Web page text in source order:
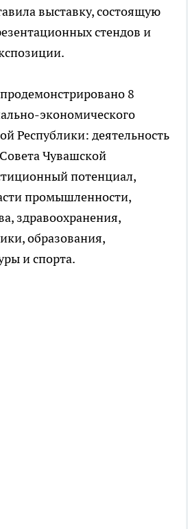
выставку, состоящую
стендов и
8
экономического
Республики: деятельность
Чувашской
потенциал,
промышленности,
здравоохранения,
образования,
и спорта.